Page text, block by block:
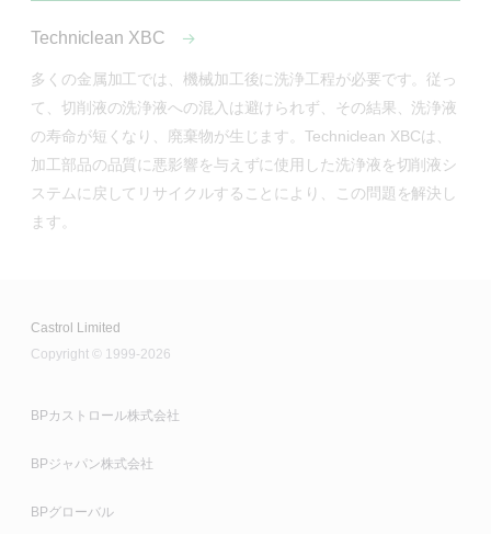
Techniclean XBC
多くの金属加工では、機械加工後に洗浄工程が必要です。従っ
て、切削液の洗浄液への混入は避けられず、その結果、洗浄液
の寿命が短くなり、廃棄物が生じます。Techniclean XBCは、
加工部品の品質に悪影響を与えずに使用した洗浄液を切削液シ
ステムに戻してリサイクルすることにより、この問題を解決し
ます。
Castrol Limited
Copyright © 1999-2026
BPカストロール株式会社
BPジャパン株式会社
BPグローバル